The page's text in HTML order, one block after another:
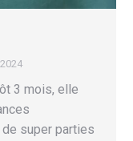
3 mois, elle
super parties